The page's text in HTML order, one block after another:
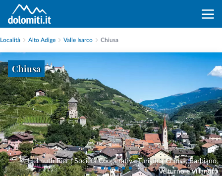
Località Alto Adige Valle Isarco Chiusa
Chiusa
© Helmuth Rier | Società Cooperativa Turistica Chiusa, Barbiano,
Velturno e Villandro